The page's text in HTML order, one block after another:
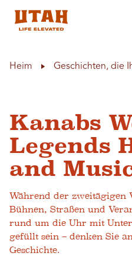
Heim Geschichten, die
Kanabs
Legends
and
Während der zweitägigen
Bühnen, Straßen und
rund um die Uhr mit
gefüllt sein – denken Sie
Geschichte.